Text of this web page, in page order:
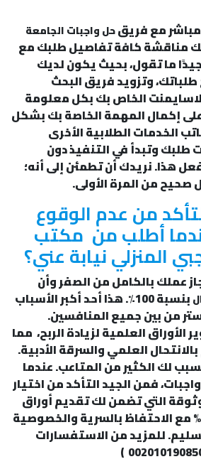
مباشر مع فريقحل واجبات الجامعة
مناقشة كافة تفاصيل طلبك مع
ما تقول، بحيث يكون لديك
وتزويد فريق البحث
الخاص بك بكل معلومة
إكمال المهمة الخاصة بك بشكل
الخدمات الطلابية الأخرى
طلبك وتبدأ في التنفيذ دون
هذا. نريدك أن تطمئن إلى أنه؛
من المرة الأولى.
من عدم الوقوع
أطلب من مكتب
المنزلي نيابة عني؟
عملك بالكامل من الصفر وأن
بنسبة 100٪. هذا أحد أكبر الأسباب
من بين جميع المنافسين.
الأوراق العلمية لزيادة الربح، مما
العلمي والسرقة الأدبية.
لك الكثير من المتاعب. عندما
فمن الجيد التأكد من اختيار
التي تضمن لك تقديم أوراق
علمية ذات جودة 100% مع الاحتفاظ بالسرية والخصوصية
للمزيد من الاستفسارات